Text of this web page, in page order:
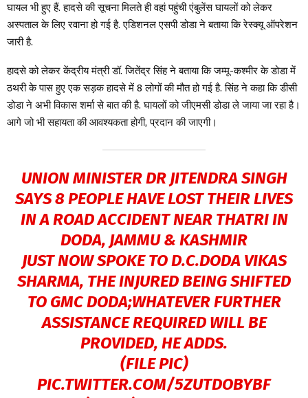
घायल भी हुए हैं. हादसे की सूचना मिलते ही वहां पहुंची एंबुलेंस घायलों को लेकर
अस्पताल के लिए रवाना हो गई है. एडिशनल एसपी डोडा ने बताया कि रेस्क्यू ऑपरेशन
जारी है.
हादसे को लेकर केंद्रीय मंत्री डॉ. जितेंद्र सिंह ने बताया कि जम्मू-कश्मीर के डोडा में
ठथरी के पास हुए एक सड़क हादसे में 8 लोगों की मौत हो गई है. सिंह ने कहा कि डीसी
डोडा ने अभी विकास शर्मा से बात की है. घायलों को जीएमसी डोडा ले जाया जा रहा है।
आगे जो भी सहायता की आवश्यकता होगी, प्रदान की जाएगी।
UNION MINISTER DR JITENDRA SINGH
SAYS 8 PEOPLE HAVE LOST THEIR LIVES
IN A ROAD ACCIDENT NEAR THATRI IN
DODA, JAMMU & KASHMIR
JUST NOW SPOKE TO D.C.DODA VIKAS
SHARMA, THE INJURED BEING SHIFTED
TO GMC DODA;WHATEVER FURTHER
ASSISTANCE REQUIRED WILL BE
PROVIDED, HE ADDS.
(FILE PIC)
PIC.TWITTER.COM/5ZUTDOBYBF